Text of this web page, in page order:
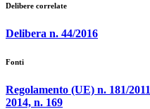
Delibere correlate
Delibera n. 44/2016
Fonti
Regolamento (UE) n. 181/2011
2014, n. 169